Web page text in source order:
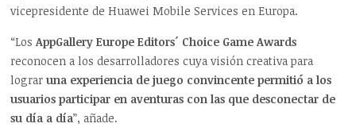
vicepresidente de Huawei Mobile Services en Europa.
“LosAppGallery Europe Editors´ Choice Game Awards
reconocen a los desarrolladores cuya visión creativa para
lograruna experiencia de juego convincente permitió a los
usuarios participar en aventuras con las que desconectar de
su día a día”, añade.